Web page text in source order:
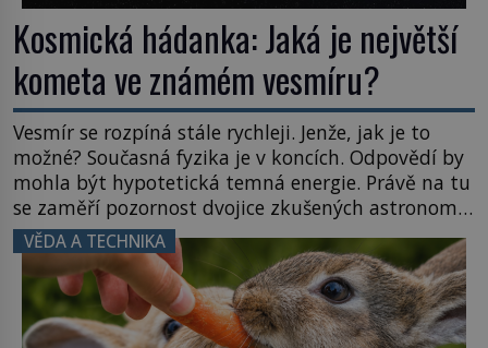
Kosmická hádanka: Jaká je největší
kometa ve známém vesmíru?
Vesmír se rozpíná stále rychleji. Jenže, jak je to
možné? Současná fyzika je v koncích. Odpovědí by
mohla být hypotetická temná energie. Právě na tu
se zaměří pozornost dvojice zkušených astronomů.
Namísto ní ale objeví něco mnohem
hmatatelnějšího. Naprosto rekordní kometu!
Astronomové Pedro Bernardinelli a Gary Bernstein
mravenčí prací zkoumají archivní snímky v rámci
Průzkumu temné energie […]
VĚDA A TECHNIKA